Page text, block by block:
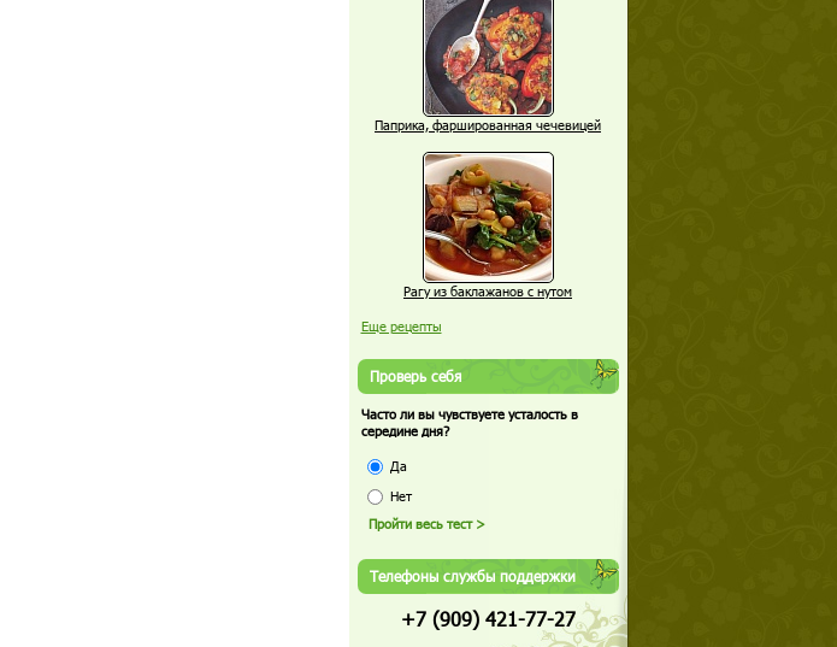
Паприка, фаршированная чечевицей
Рагу из баклажанов с нутом
Еще рецепты
Проверь себя
Часто ли вы чувствуете усталость в
середине дня?
Да
Нет
Телефоны службы поддержки
+7 (909) 421-77-27